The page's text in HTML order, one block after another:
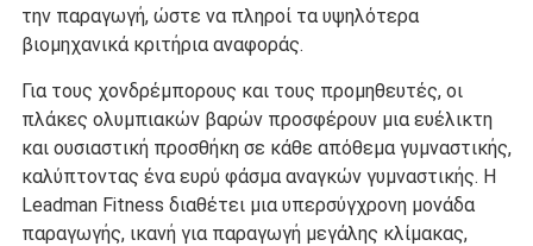
την παραγωγή, ώστε να πληροί τα υψηλότερα
βιομηχανικά κριτήρια αναφοράς.
Για τους χονδρέμπορους και τους προμηθευτές, οι
πλάκες ολυμπιακών βαρών προσφέρουν μια ευέλικτη
και ουσιαστική προσθήκη σε κάθε απόθεμα γυμναστικής,
καλύπτοντας ένα ευρύ φάσμα αναγκών γυμναστικής. Η
Leadman Fitness διαθέτει μια υπερσύγχρονη μονάδα
παραγωγής, ικανή για παραγωγή μεγάλης κλίμακας,